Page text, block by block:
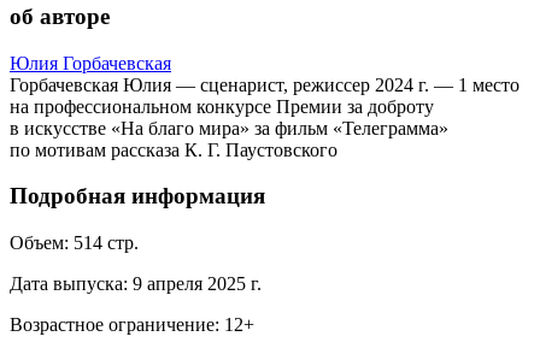
об авторе
Юлия Горбачевская
Горбачевская Юлия — сценарист, режиссер 2024 г. — 1 место
на профессиональном конкурсе Премии за доброту
в искусстве «На благо мира» за фильм «Телеграмма»
по мотивам рассказа К. Г. Паустовского
Подробная информация
Объем: 514 стр.
Дата выпуска: 9 апреля 2025 г.
Возрастное ограничение: 12+